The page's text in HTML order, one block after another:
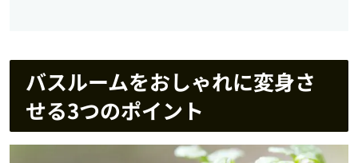
バスルームをおしゃれに変身さ
せる3つのポイント